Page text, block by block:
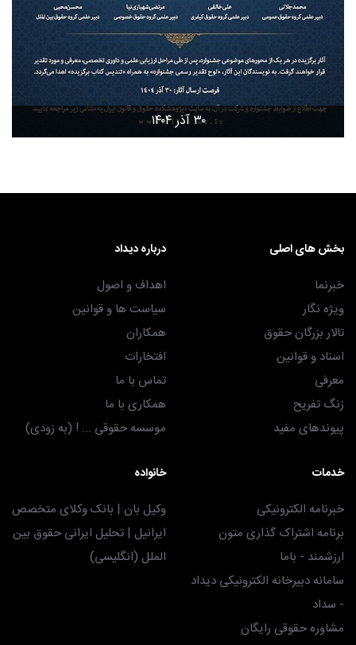
۳۰ آذر ۱۴۰۴
بخش های اصلی
خبرنما
ویژه نگار
تالار بزرگان حقوق
اسناد و قوانین
معرفی
زنگ تفریح
پیوندهای مفید
درباره دیداد
اهداف و اصول
سیاست ها و قوانین
همکاران
افتخارات
تماس با ما
همکاری با ما
موسسه حقوقی ... ! (به زودی)
خدمات
خبرنامه الکترونیکی
برنامه اشتراک گذاری متون
ارزشمند - باما
سامانه دبیرخانه الکترونیکی دیداد
- سداد
مشاوره حقوقی رایگان
خانواده
وکیل بان | بانک وکلای متخصص
ایرانیل | تحلیل ایرانی حقوق بین
الملل (انگلیسی)